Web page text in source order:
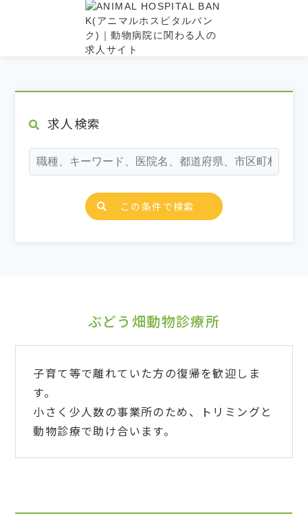
求人検索
この条件で検索
ぶどう畑動物診療所
子育て等で離れていた方の復帰を歓迎しま
す。
小さく少人数の事業所のため、トリミングと
動物診療で助け合います。